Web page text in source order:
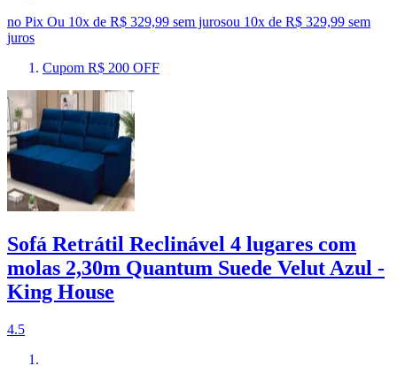
no Pix Ou 10x de R$ 329,99 sem jurosou 10x de R$ 329,99 sem
juros
Cupom R$ 200 OFF
Sofá Retrátil Reclinável 4 lugares com
molas 2,30m Quantum Suede Velut Azul -
King House
4.5